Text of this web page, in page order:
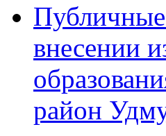
внесении
район